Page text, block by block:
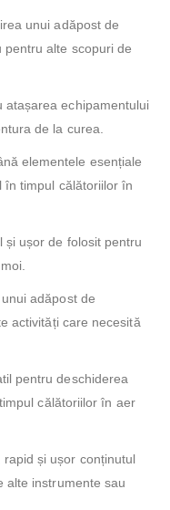
unui adăpost de
alte scopuri de
atașarea echipamentului
de la curea.
elementele esențiale
timpul călătoriilor în
și ușor de folosit pentru
adăpost de
activități care necesită
pentru deschiderea
călătoriilor în aer
și ușor conținutul
alte instrumente sau